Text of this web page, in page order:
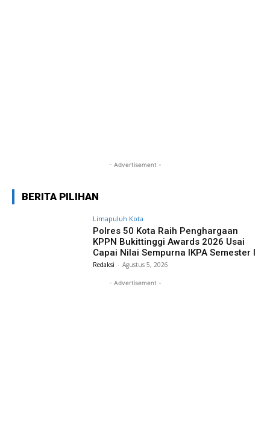
- Advertisement -
BERITA PILIHAN
Limapuluh Kota
Polres 50 Kota Raih Penghargaan
KPPN Bukittinggi Awards 2026 Usai
Capai Nilai Sempurna IKPA Semester I
Redaksi - Agustus 5, 2026
- Advertisement -